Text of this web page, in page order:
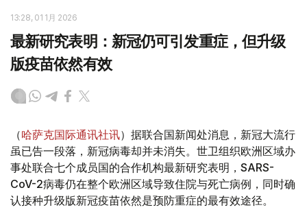
13:28, 01 1月 2026
最新研究表明：新冠仍可引发重症，但升级
版疫苗依然有效
（哈萨克国际通讯社讯）据联合国新闻处消息，新冠大流行
虽已告一段落，新冠病毒却并未消失。世卫组织欧洲区域办
事处联合七个成员国的合作机构最新研究表明，SARS-
CoV-2病毒仍在整个欧洲区域导致住院与死亡病例，同时确
认接种升级版新冠疫苗依然是预防重症的最有效途径。